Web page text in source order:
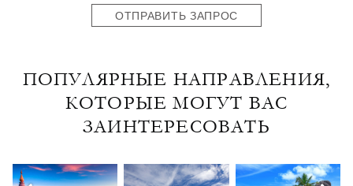
ОТПРАВИТЬ ЗАПРОС
ПОПУЛЯРНЫЕ НАПРАВЛЕНИЯ,
КОТОРЫЕ МОГУТ ВАС
ЗАИНТЕРЕСОВАТЬ